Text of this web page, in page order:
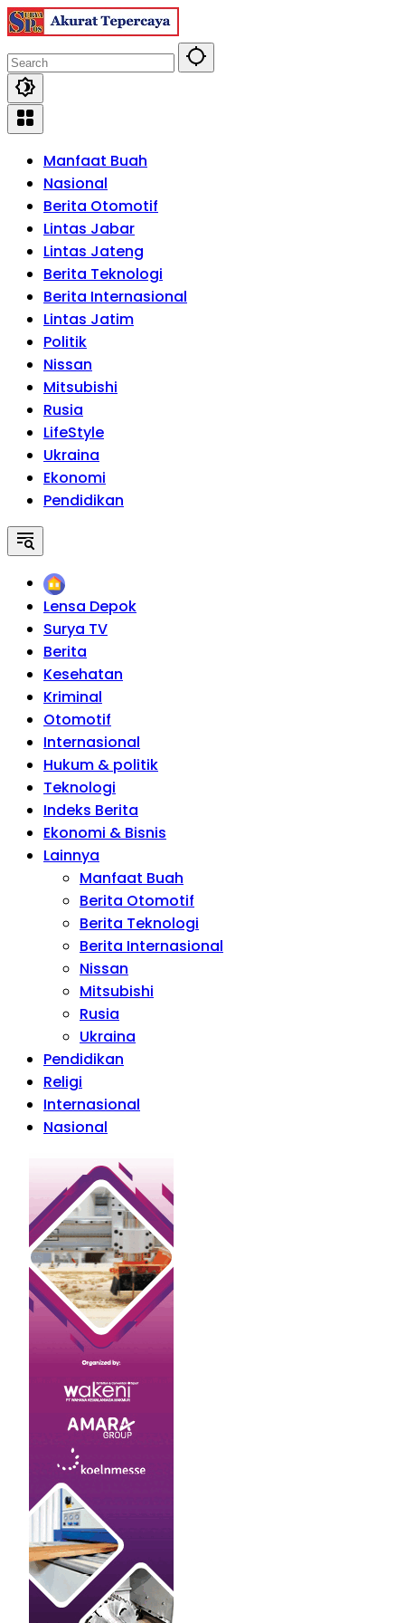
Skip
to
content
Manfaat Buah
Nasional
Berita Otomotif
Lintas Jabar
Lintas Jateng
Berita Teknologi
Berita Internasional
Lintas Jatim
Politik
Nissan
Mitsubishi
Rusia
LifeStyle
Ukraina
Ekonomi
Pendidikan
Home
Lensa Depok
Surya TV
Berita
Kesehatan
Kriminal
Otomotif
Internasional
Hukum & politik
Teknologi
Indeks Berita
Ekonomi & Bisnis
Lainnya
Manfaat Buah
Berita Otomotif
Berita Teknologi
Berita Internasional
Nissan
Mitsubishi
Rusia
Ukraina
Pendidikan
Religi
Internasional
Nasional